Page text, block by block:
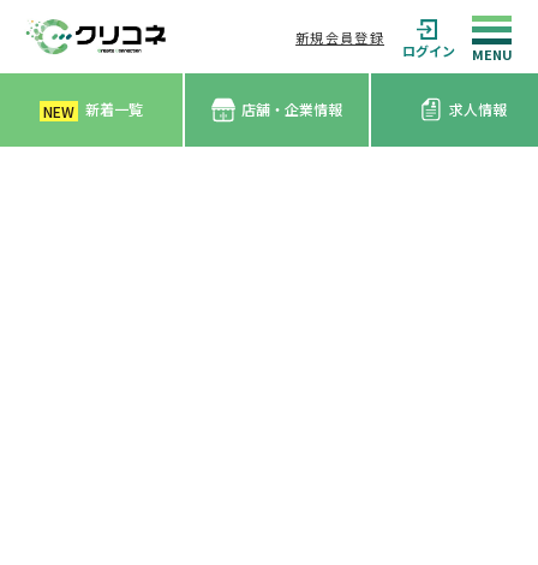
新規会員登録
ログイン
NEW 新着一覧 店舗・企業情報 求人情報